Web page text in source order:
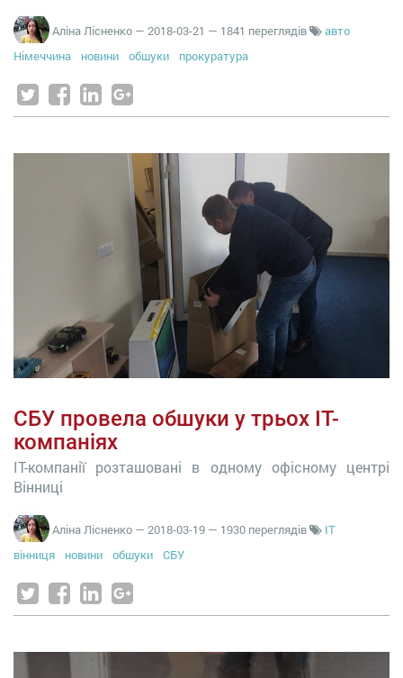
Аліна Лісненко — 2018-03-21 — 1841 переглядів
авто
Німеччина
новини обшуки прокуратура
СБУ провела обшуки у трьох ІТ-
компаніях
ІТ-компанії розташовані в одному офісному центрі
Вінниці
Аліна Лісненко — 2018-03-19 — 1930 переглядів
IT
вінниця
новини обшуки СБУ